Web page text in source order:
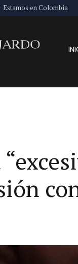
Estamos en Colombia